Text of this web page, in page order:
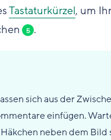
Tastaturkürzel, um
5 .
sich aus der
einfügen.
neben dem Bild